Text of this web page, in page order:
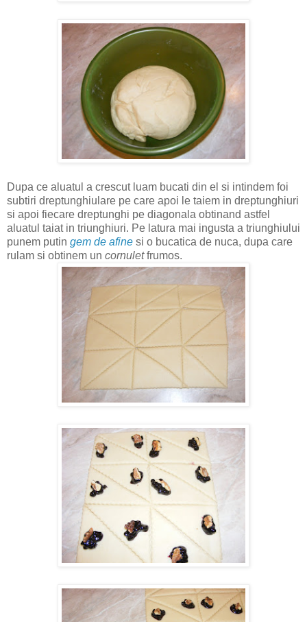
Dupa ce aluatul a crescut luam bucati din el si intindem foi
subtiri dreptunghiulare pe care apoi le taiem in dreptunghiuri
si apoi fiecare dreptunghi pe diagonala obtinand astfel
aluatul taiat in triunghiuri. Pe latura mai ingusta a triunghiului
punem putin gem de afine si o bucatica de nuca, dupa care
rulam si obtinem un cornuletfrumos.